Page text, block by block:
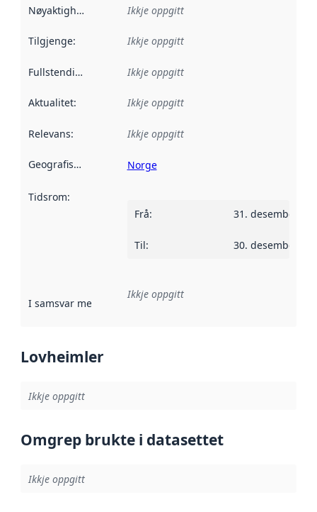
Nøyaktigheit Ikkje oppgitt
Tilgjenge: Ikkje oppgitt
Fullstendigheit Ikkje oppgitt
Aktualitet: Ikkje oppgitt
Relevans: Ikkje oppgitt
Geografisk område Norge
Tidsrom:
Frå: 31. desember
Til: 30. desember
I samsvar med Referanse til ei implementeringsregel eller
Ikkje oppgitt
Lovheimler
Ikkje oppgitt
Omgrep brukte i datasettet
Ikkje oppgitt